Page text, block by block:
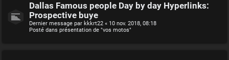
Dallas Famous people Day by day Hyperlinks:
Prospective buye
Dernier message par kkkrt22 « 10 nov. 2018, 08:18
Posté dans présentation de "vos motos"